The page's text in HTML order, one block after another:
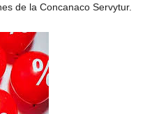
de la Concanaco Servytur.